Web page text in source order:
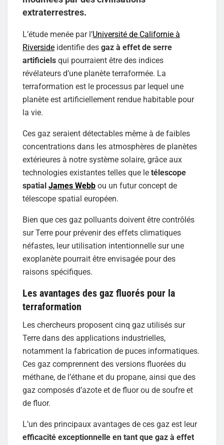
extraterrestres.
L’étude menée par l’Université de Californie à
Riverside identifie des gaz à effet de serre
artificiels qui pourraient être des indices
révélateurs d’une planète terraformée. La
terraformation est le processus par lequel une
planète est artificiellement rendue habitable pour
la vie.
Ces gaz seraient détectables même à de faibles
concentrations dans les atmosphères de planètes
extérieures à notre système solaire, grâce aux
technologies existantes telles que le télescope
spatial James Webb ou un futur concept de
télescope spatial européen.
Bien que ces gaz polluants doivent être contrôlés
sur Terre pour prévenir des effets climatiques
néfastes, leur utilisation intentionnelle sur une
exoplanète pourrait être envisagée pour des
raisons spécifiques.
Les avantages des gaz fluorés pour la
terraformation
Les chercheurs proposent cinq gaz utilisés sur
Terre dans des applications industrielles,
notamment la fabrication de puces informatiques.
Ces gaz comprennent des versions fluorées du
méthane, de l’éthane et du propane, ainsi que des
gaz composés d’azote et de fluor ou de soufre et
de fluor.
L’un des principaux avantages de ces gaz est leur
efficacité exceptionnelle en tant que gaz à effet